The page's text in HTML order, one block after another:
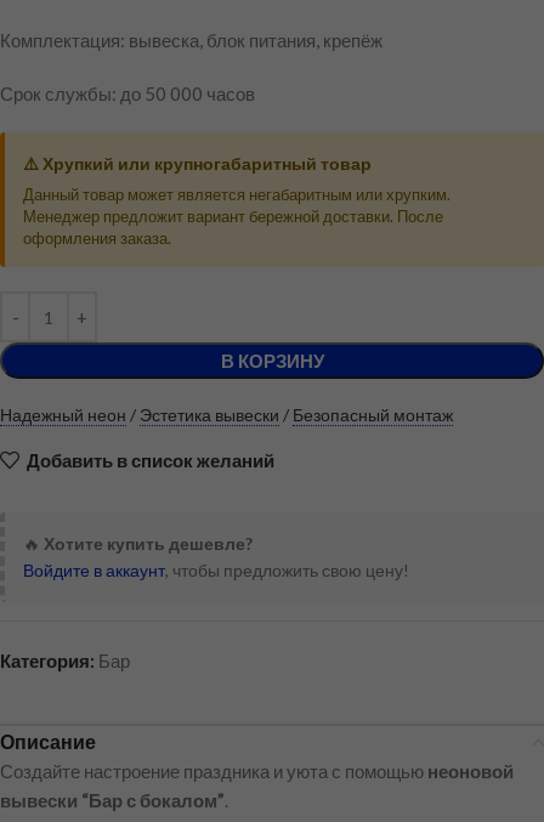
Комплектация: вывеска, блок питания, крепёж
Срок службы: до 50 000 часов
⚠️ Хрупкий или крупногабаритный товар
Данный товар может является негабаритным или хрупким.
Менеджер предложит вариант бережной доставки. После
оформления заказа.
В КОРЗИНУ
Надежный неон / Эстетика вывески / Безопасный монтаж
Добавить в список желаний
🔥 Хотите купить дешевле?
Войдите в аккаунт, чтобы предложить свою цену!
Категория: Бар
Описание
Создайте настроение праздника и уюта с помощью неоновой
вывески “Бар с бокалом”.